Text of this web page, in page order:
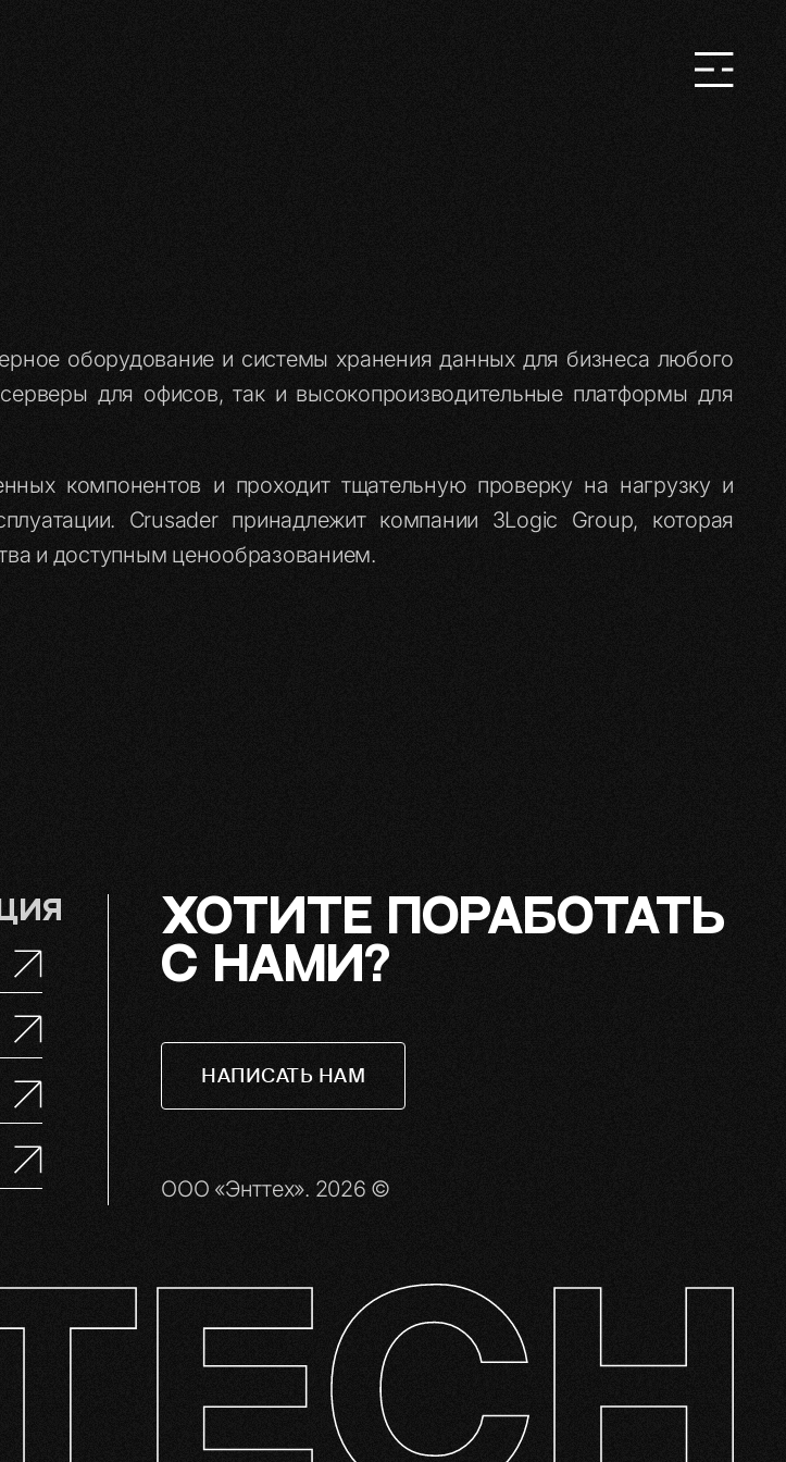
оборудование и системы хранения данных для бизнеса любого
для офисов, так и высокопроизводительные платформы для
компонентов и проходит тщательную проверку на нагрузку и
Crusader принадлежит компании 3Logic Group, которая
и доступным ценообразованием.
ХОТИТЕ ПОРАБОТАТЬ
С НАМИ?
НАПИСАТЬ НАМ
ООО «Энттех». 2026 ©